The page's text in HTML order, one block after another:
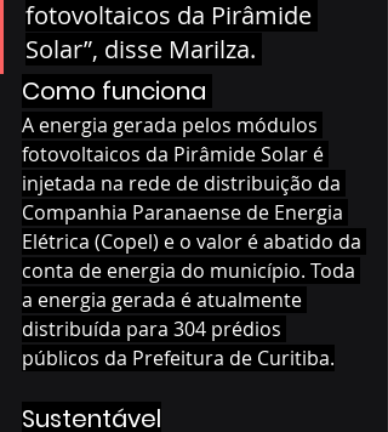
fotovoltaicos da Pirâmide
Solar”, disse Marilza.
Como funciona
A energia gerada pelos módulos
fotovoltaicos da Pirâmide Solar é
injetada na rede de distribuição da
Companhia Paranaense de Energia
Elétrica (Copel) e o valor é abatido da
conta de energia do município. Toda
a energia gerada é atualmente
distribuída para 304 prédios
públicos da Prefeitura de Curitiba.
Sustentável